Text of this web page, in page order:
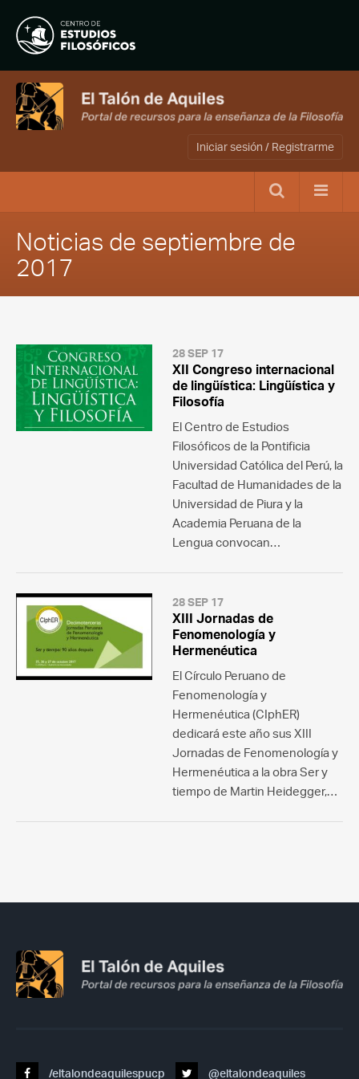
Iniciar sesión / Registrarme
Noticias de septiembre de
2017
28 SEP 17
XII Congreso internacional
de lingüística: Lingüística y
Filosofía
El Centro de Estudios
Filosóficos de la Pontificia
Universidad Católica del Perú, la
Facultad de Humanidades de la
Universidad de Piura y la
Academia Peruana de la
Lengua convocan…
28 SEP 17
XIII Jornadas de
Fenomenología y
Hermenéutica
El Círculo Peruano de
Fenomenología y
Hermenéutica (CIphER)
dedicará este año sus XIII
Jornadas de Fenomenología y
Hermenéutica a la obra Ser y
tiempo de Martin Heidegger,…
/eltalondeaquilespucp @eltalondeaquiles